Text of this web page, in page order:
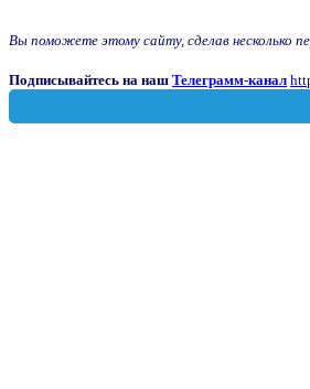
Вы поможете этому сайту, сделав несколько
Подписывайтесь на наш Телеграмм-канал